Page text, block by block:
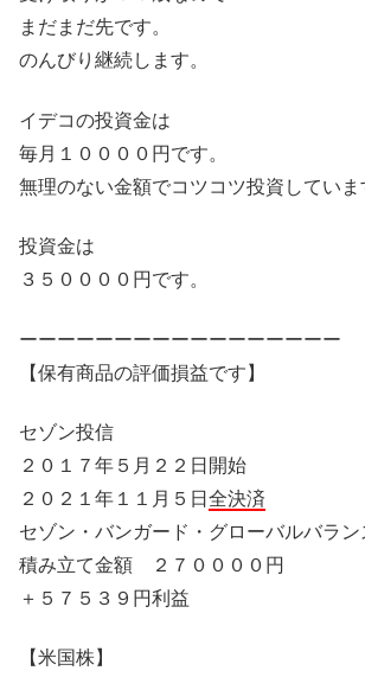
まだまだ先です。
のんびり継続します。
イデコの投資金は
毎月１００００円です。
無理のない金額でコツコツ投資していま
投資金は
３５００００円です。
ーーーーーーーーーーーーーーーーー
【保有商品の評価損益です】
セゾン投信
２０１７年５月２２日開始
２０２１年１１月５日 全決済
セゾン・バンガード・グローバルバラン
積み立て金額 ２７００００円
＋５７５３９円利益
【米国株】